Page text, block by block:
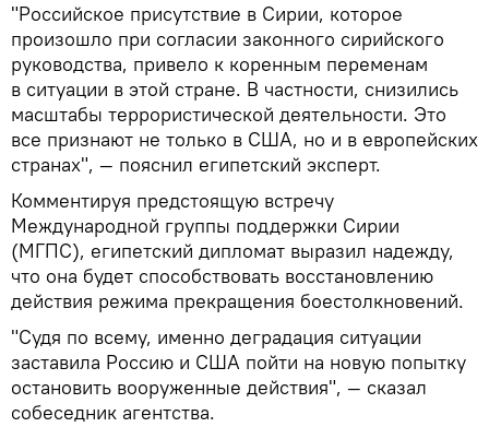
"Российское присутствие в Сирии, которое
произошло при согласии законного сирийского
руководства, привело к коренным переменам
в ситуации в этой стране. В частности, снизились
масштабы террористической деятельности. Это
все признают не только в США, но и в европейских
странах", — пояснил египетский эксперт.
Комментируя предстоящую встречу
Международной группы поддержки Сирии
(МГПС), египетский дипломат выразил надежду,
что она будет способствовать восстановлению
действия режима прекращения боестолкновений.
"Судя по всему, именно деградация ситуации
заставила Россию и США пойти на новую попытку
остановить вооруженные действия", — сказал
собеседник агентства.